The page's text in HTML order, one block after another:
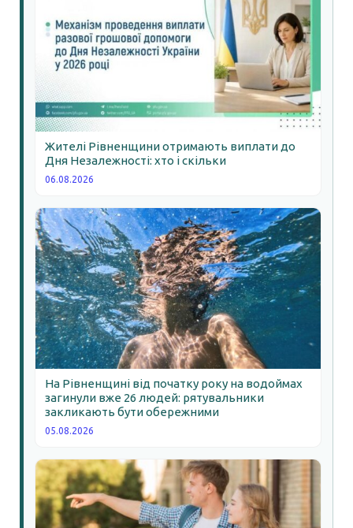
Жителі Рівненщини отримають виплати до
Дня Незалежності: хто і скільки
06.08.2026
На Рівненщині від початку року на водоймах
загинули вже 26 людей: рятувальники
закликають бути обережними
05.08.2026